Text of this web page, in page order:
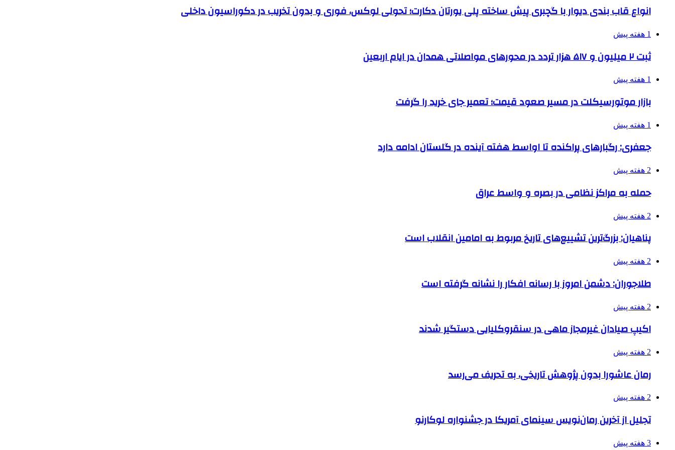
انواع قاب بندی دیوار با گچبری پیش ساخته پلی یورتان دکارت؛ تحولی لوکس، فوری و بدون تخریب در دکوراسیون داخلی
1 هفته پیش
ثبت ۲ میلیون و ۵۱۷ هزار تردد در محورهای مواصلاتی همدان در ایام اربعین
1 هفته پیش
بازار موتورسیکلت در مسیر صعود قیمت؛ تعمیر جای خرید را گرفت
1 هفته پیش
جعفری: رگبارهای پراکنده تا اواسط هفته آینده در گلستان ادامه دارد
2 هفته پیش
حمله به مراکز نظامی در بصره و واسط عراق
2 هفته پیش
پناهیان: بزرگ‌ترین تشییع‌های تاریخ مربوط به امامین انقلاب است
2 هفته پیش
طلاجوران: دشمن امروز با رسانه افکار را نشانه گرفته است
2 هفته پیش
اکیپ صیادان غیرمجاز ماهی در سنقروکلیایی دستگیر شدند
2 هفته پیش
رمان عاشورا بدون پژوهش تاریخی، به تحریف می‌رسد
2 هفته پیش
تجلیل از آخرین رمان‌نویس سینمای آمریکا در جشنواره لوکارنو
3 هفته پیش